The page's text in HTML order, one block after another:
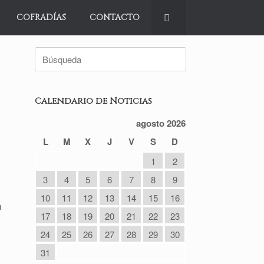
COFRADÍAS CONTACTO
Calendario de Noticias
agosto 2026
L
M X J V S D
1
2
3
4 5 6 7 8
9
10
11 12 13 14 15
16
17
18 19 20 21 22
23
24
25 26 27 28 29
30
31